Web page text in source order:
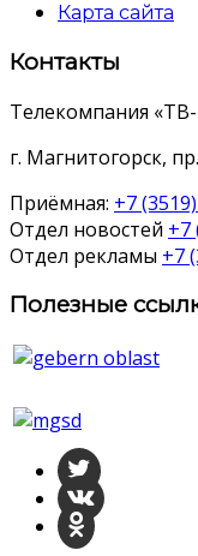
Карта сайта
Контакты
Телекомпания
г. Магнитогорск,
Приёмная: +7
Отдел новостей +7
Отдел рекламы +7
Полезные